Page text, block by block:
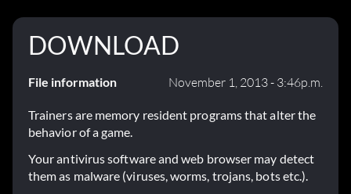
DOWNLOAD
File information November 1, 2013 - 3:46p.m.
Trainers are memory resident programs that alter the
behavior of a game.
Your antivirus software and web browser may detect
them as malware (viruses, worms, trojans, bots etc.).